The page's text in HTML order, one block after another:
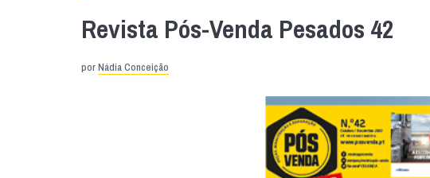
Revista Pós-Venda Pesados 42
porNádia Conceição